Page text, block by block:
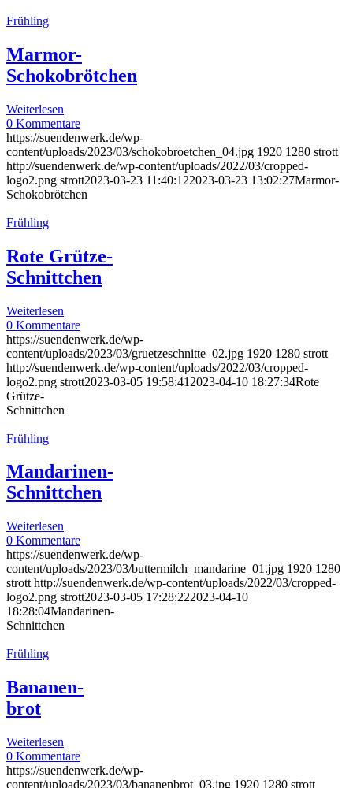
Frühling
Marmor-
Schokobrötchen
Weiterlesen
0 Kommentare
https://suendenwerk.de/wp-
content/uploads/2023/03/schokobroetchen_04.jpg 1920 1280 strott
http://suendenwerk.de/wp-content/uploads/2022/03/cropped-
logo2.png strott2023-03-23 11:40:122023-03-23 13:02:27Marmor-
Schokobrötchen
Frühling
Rote Grütze-
Schnittchen
Weiterlesen
0 Kommentare
https://suendenwerk.de/wp-
content/uploads/2023/03/gruetzeschnitte_02.jpg 1920 1280 strott
http://suendenwerk.de/wp-content/uploads/2022/03/cropped-
logo2.png strott2023-03-05 19:58:41 2023-04-10 18:27:34Rote
Grütze-
Schnittchen
Frühling
Mandarinen-
Schnittchen
Weiterlesen
0 Kommentare
https://suendenwerk.de/wp-
content/uploads/2023/03/buttermilch_mandarine_01.jpg 1920 1280
strott http://suendenwerk.de/wp-content/uploads/2022/03/cropped-
logo2.png strott2023-03-05 17:28:222023-04-10
18:28:04Mandarinen-
Schnittchen
Frühling
Bananen-
brot
Weiterlesen
0 Kommentare
https://suendenwerk.de/wp-
content/uploads/2023/03/bananenbrot_03.jpg 1920 1280 strott